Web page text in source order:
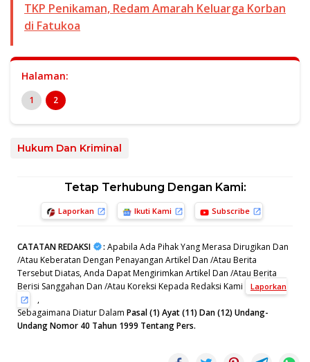
TKP Penikaman, Redam Amarah Keluarga Korban
di Fatukoa
Halaman:
1 2
Hukum Dan Kriminal
Tetap Terhubung Dengan Kami:
Laporkan Ikuti Kami Subscribe
CATATAN REDAKSI : Apabila Ada Pihak Yang Merasa Dirugikan Dan
/Atau Keberatan Dengan Penayangan Artikel Dan /Atau Berita
Tersebut Diatas, Anda Dapat Mengirimkan Artikel Dan /Atau Berita
Berisi Sanggahan Dan /Atau Koreksi Kepada Redaksi Kami
Laporkan
,
Sebagaimana Diatur Dalam Pasal (1) Ayat (11) Dan (12) Undang-
Undang Nomor 40 Tahun 1999 Tentang Pers.